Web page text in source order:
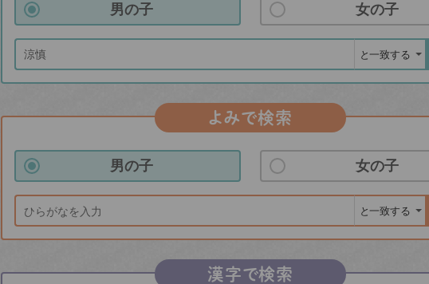
男の子 女の子
よみで検索
男の子 女の子
漢字で検索